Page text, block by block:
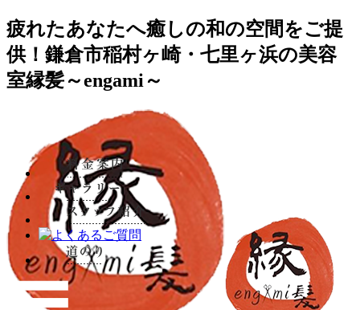
疲れたあなたへ癒しの和の空間をご提
供！鎌倉市稲村ヶ崎・七里ヶ浜の美容
室縁髪～engami～